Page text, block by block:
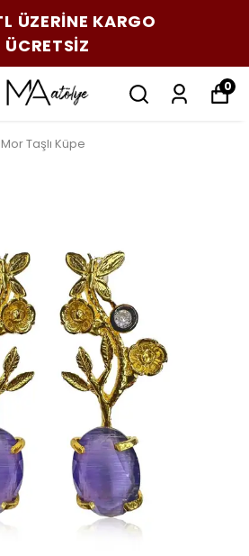
ÜZERİNE KARGO
ÜCRETSİZ
0
Taşlı Küpe